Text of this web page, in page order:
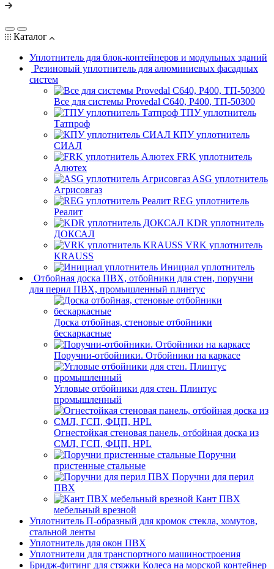
Каталог
Уплотнитель для блок-контейнеров и модульных зданий
Резиновый уплотнитель для алюминиевых фасадных
систем
Все для системы Provedal С640, Р400, ТП-50300
ТПУ уплотнитель
Татпроф
КПУ уплотнитель
СИАЛ
FRK уплотнитель
Алютех
ASG уплотнитель
Агрисовгаз
REG уплотнитель
Реалит
KDR уплотнитель
ДОКСАЛ
VRK уплотнитель
KRAUSS
Инициал уплотнитель
Отбойная доска ПВХ, отбойники для стен, поручни
для перил ПВХ, промышленный плинтус
Доска отбойная, стеновые отбойники
бескаркасные
Поручни-отбойники. Отбойники на каркасе
Угловые отбойники для стен. Плинтус
промышленный
Огнестойкая стеновая панель, отбойная доска из
СМЛ, ГСП, ФЦП, HPL
Поручни
пристенные стальные
Поручни для перил
ПВХ
Кант ПВХ
мебельный врезной
Уплотнитель П-образный для кромок стекла, хомутов,
стальной ленты
Уплотнитель для окон ПВХ
Уплотнители для транспортного машиностроения
Бридж-фитинг для стяжки Колеса на морской контейнер